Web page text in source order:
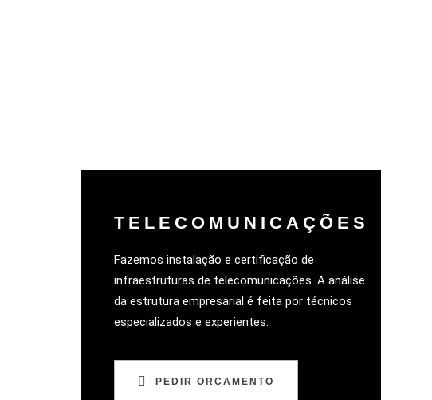
TELECOMUNICAÇÕES
Fazemos instalação e certificação de
infraestruturas de telecomunicações. A análise
da estrutura empresarial é feita por técnicos
especializados e experientes.
PEDIR ORÇAMENTO